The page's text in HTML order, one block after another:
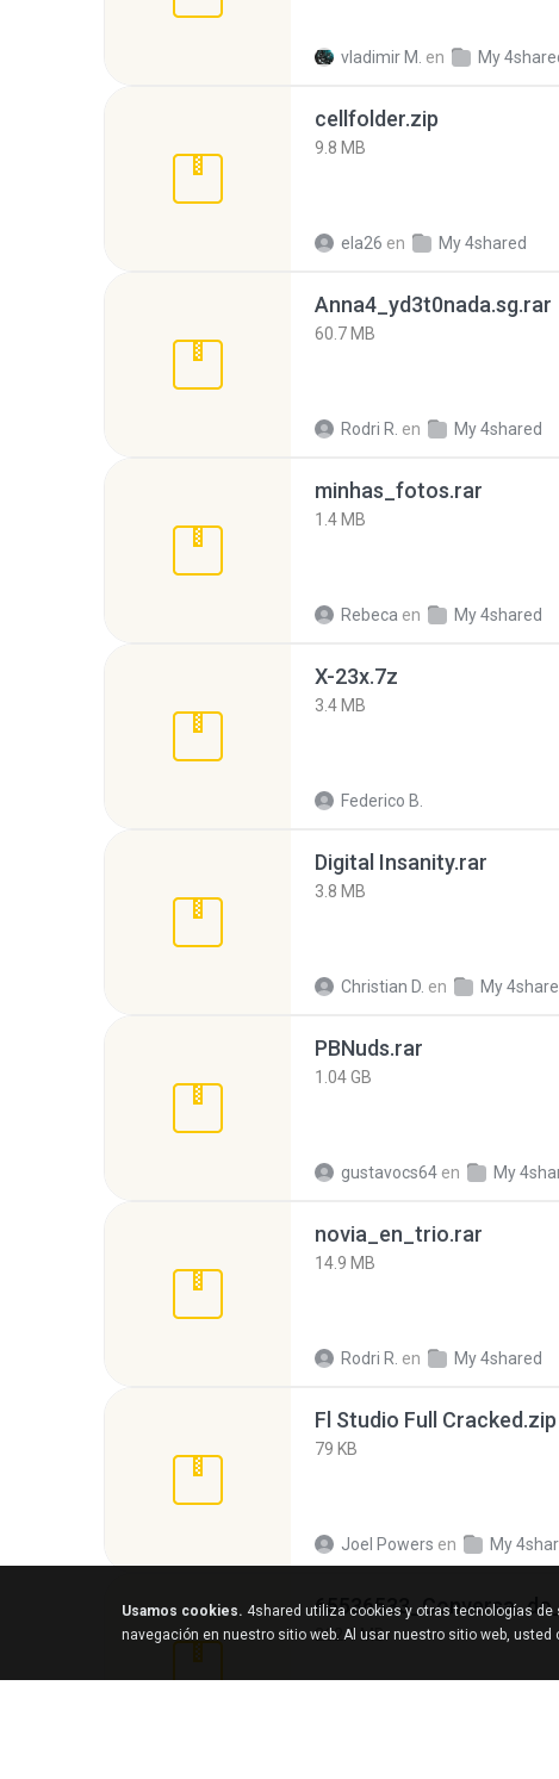
vladimir M. en My
cellfolder.zip
9.8 MB
ela26 en My 4shared
Anna4_yd3t0nada.sg.rar
60.7 MB
Rodri R. en My 4shared
minhas_fotos.rar
1.4 MB
Rebeca en My 4shared
X-23x.7z
3.4 MB
Federico B.
Digital Insanity.rar
3.8 MB
Christian D. en My
PBNuds.rar
1.04 GB
gustavocs64 en My
novia_en_trio.rar
14.9 MB
Rodri R. en My 4shared
Fl Studio Full Cracked.zip
79 KB
Joel Powers en My
262.1 MB
Usamos cookies. 4shared utiliza cookies y otras tecnologías
navegación en nuestro sitio web. Al usar nuestro sitio web,